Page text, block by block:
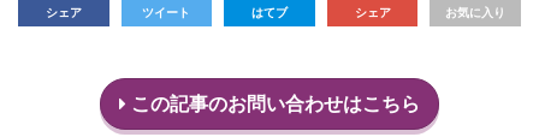
シェア ツイート はてブ シェア お気に入り
この記事のお問い合わせはこちら